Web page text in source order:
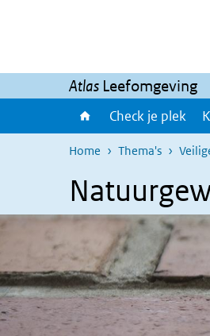
Atlas Leefomgeving
Check je plek
Home Thema's